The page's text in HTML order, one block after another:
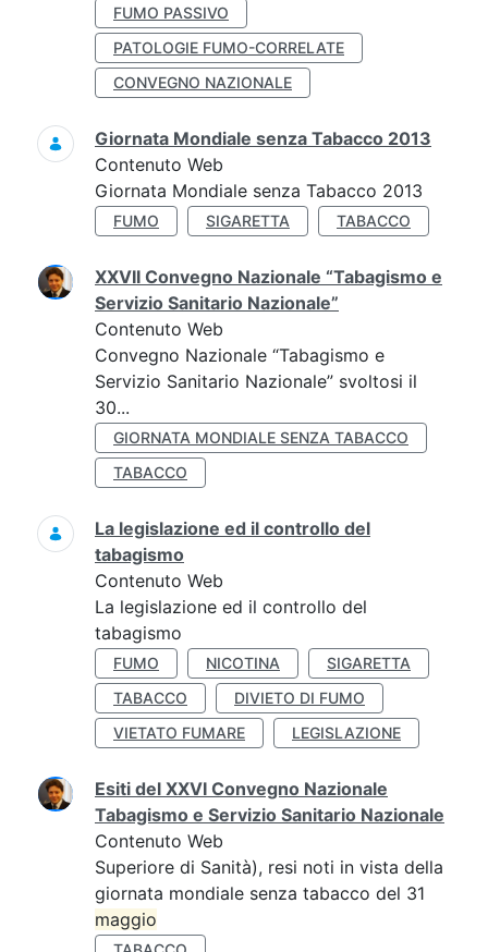
FUMO PASSIVO
PATOLOGIE FUMO-CORRELATE
CONVEGNO NAZIONALE
Giornata Mondiale senza Tabacco 2013
Contenuto Web
Giornata Mondiale senza Tabacco 2013
FUMO SIGARETTA TABACCO
XXVII Convegno Nazionale “Tabagismo e
Servizio Sanitario Nazionale”
Contenuto Web
Convegno Nazionale “Tabagismo e
Servizio Sanitario Nazionale” svoltosi il
30...
GIORNATA MONDIALE SENZA TABACCO
TABACCO
La legislazione ed il controllo del
tabagismo
Contenuto Web
La legislazione ed il controllo del
tabagismo
FUMO NICOTINA
SIGARETTA
TABACCO
DIVIETO DI FUMO
VIETATO FUMARE
LEGISLAZIONE
Esiti del XXVI Convegno Nazionale
Tabagismo e Servizio Sanitario Nazionale
Contenuto Web
Superiore di Sanità), resi noti in vista della
giornata mondiale senza tabacco del 31
maggio